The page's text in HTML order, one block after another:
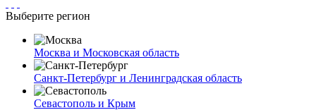
Выберите регион
Москва и Московская область
Санкт-Петербург и Ленинградская область
Севастополь и Крым